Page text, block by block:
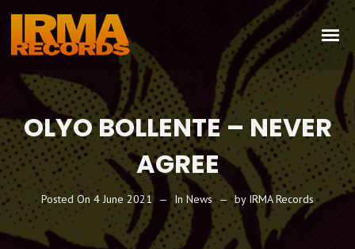
OLYO BOLLENTE – NEVER
AGREE
Posted On4 June 2021 In News by IRMA Records